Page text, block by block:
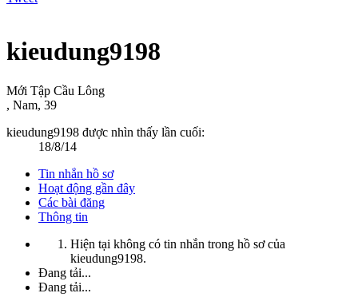
kieudung9198
Mới Tập Cầu Lông
, Nam, 39
kieudung9198 được nhìn thấy lần cuối:
18/8/14
Tin nhắn hồ sơ
Hoạt động gần đây
Các bài đăng
Thông tin
Hiện tại không có tin nhắn trong hồ sơ của
kieudung9198.
Đang tải...
Đang tải...